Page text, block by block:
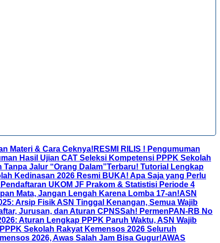
Materi & Cara Ceknya! RESMI RILIS ! Pengumuman
Hasil Ujian CAT Seleksi Kompetensi PPPK Sekolah
Jalur “Orang Dalam”Terbaru! Tutorial Lengkap
Kedinasan 2026 Resmi BUKA! Apa Saja yang Perlu
UKOM JF Prakom & Statistisi Periode 4
Mata, Jangan Lengah Karena Lomba 17-an!ASN
Arsip Fisik ASN Tinggal Kenangan, Semua Wajib
Jurusan, dan Aturan CPNSSah! PermenPAN-RB No
Aturan Lengkap PPPK Paruh Waktu, ASN Wajib
Sekolah Rakyat Kemensos 2026 Seluruh
2026, Awas Salah Jam Bisa Gugur!AWAS